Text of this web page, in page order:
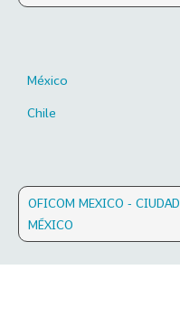
México
Chile
OFICOM MEXICO - CIUDAD
MÉXICO